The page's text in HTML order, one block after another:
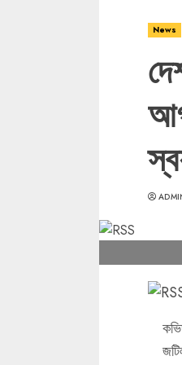
News